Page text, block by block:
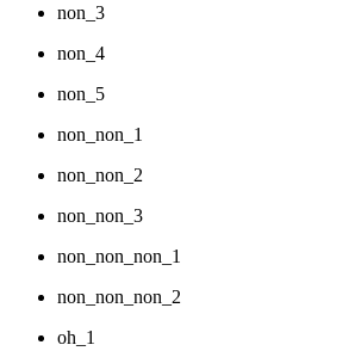
non_3
non_4
non_5
non_non_1
non_non_2
non_non_3
non_non_non_1
non_non_non_2
oh_1